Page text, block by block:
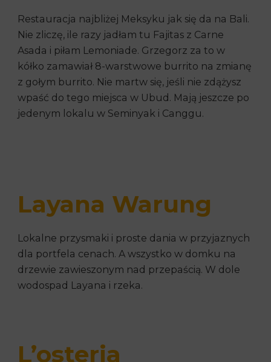
Restauracja najbliżej Meksyku jak się da na Bali.
Nie zliczę, ile razy jadłam tu Fajitas z Carne
Asada i piłam Lemoniade. Grzegorz za to w
kółko zamawiał 8-warstwowe burrito na zmianę
z gołym burrito. Nie martw się, jeśli nie zdążysz
wpaść do tego miejsca w Ubud. Mają jeszcze po
jedenym lokalu w Seminyak i Canggu.
Layana Warung
Lokalne przysmaki i proste dania w przyjaznych
dla portfela cenach. A wszystko w domku na
drzewie zawieszonym nad przepaścią. W dole
wodospad Layana i rzeka.
L’osteria